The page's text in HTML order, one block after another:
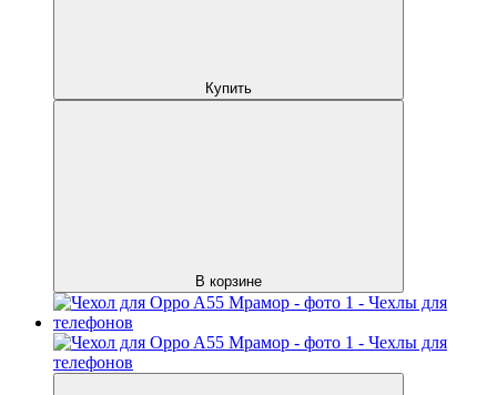
Купить
В корзине